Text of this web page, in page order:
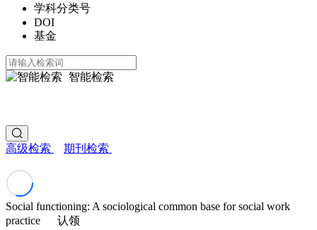
学科分类号
DOI
基金
智能检索
高级检索 期刊检索
Social functioning: A sociological common base for social work
practice
认领